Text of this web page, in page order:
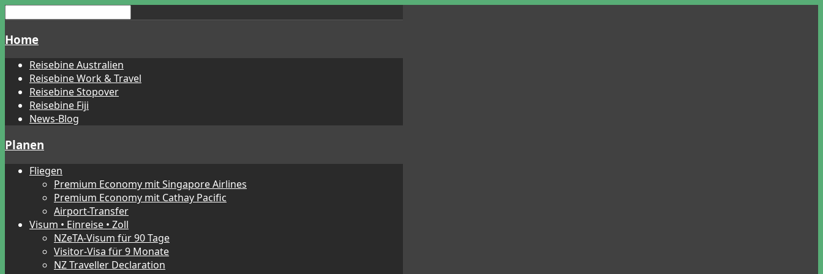
Home
Reisebine Australien
Reisebine Work & Travel
Reisebine Stopover
Reisebine Fiji
News-Blog
Planen
Fliegen
Premium Economy mit Singapore Airlines
Premium Economy mit Cathay Pacific
Airport-Transfer
Visum • Einreise • Zoll
NZeTA-Visum für 90 Tage
Visitor-Visa für 9 Monate
NZ Traveller Declaration